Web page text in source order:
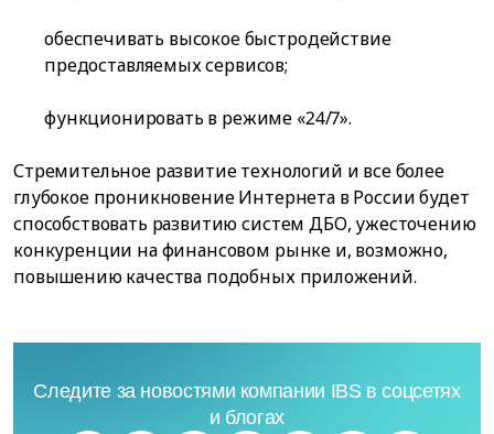
обеспечивать высокое быстродействие
предоставляемых сервисов;
функционировать в режиме «24/7».
Стремительное развитие технологий и все более
глубокое проникновение Интернета в России будет
способствовать развитию систем ДБО, ужесточению
конкуренции на финансовом рынке и, возможно,
повышению качества подобных приложений.
Следите за новостями компании IBS в соцсетях
и блогах